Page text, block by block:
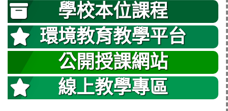
學校本位課程
環境教育教學平台
公開授課網站
線上教學專區